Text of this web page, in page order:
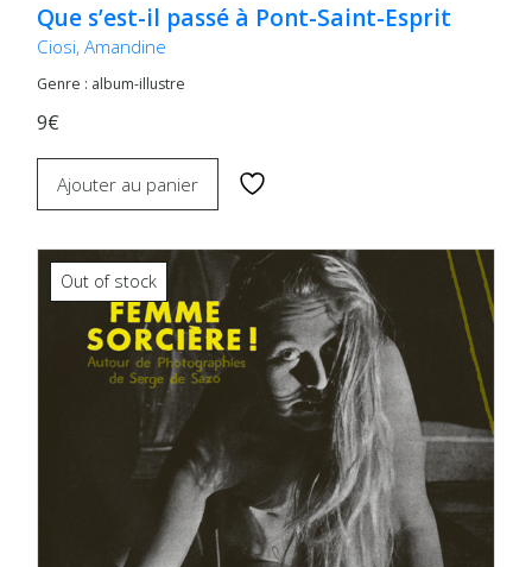
Que s’est-il passé à Pont-Saint-Esprit
Ciosi, Amandine
Genre : album-illustre
9€
Ajouter au panier
Out of stock